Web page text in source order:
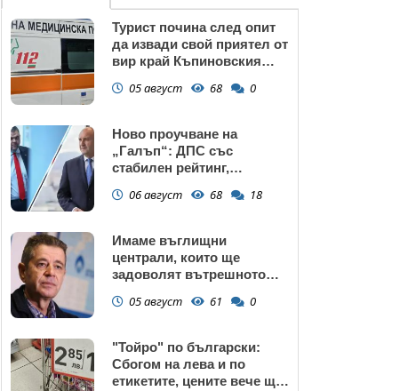
Турист почина след опит
да извади свой приятел от
вир край Къпиновския
05 август 68 0
Ново проучване на
„Галъп“: ДПС със
стабилен рейтинг,
запазва
06 август 68 18
Имаме въглищни
централи, които ще
задоволят вътрешното
05 август 61 0
"Тойро" по български:
Сбогом на лева и по
етикетите, цените вече ще